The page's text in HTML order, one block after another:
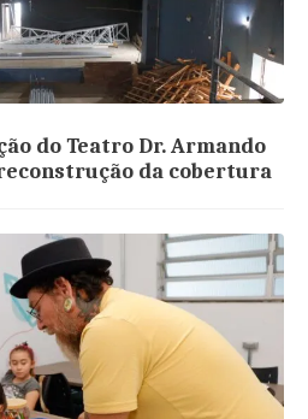
do Teatro Dr. Armando
da cobertura